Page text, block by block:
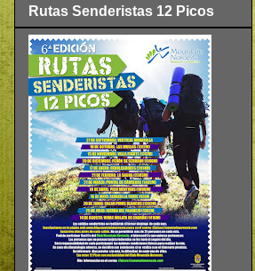
Rutas Senderistas 12 Picos